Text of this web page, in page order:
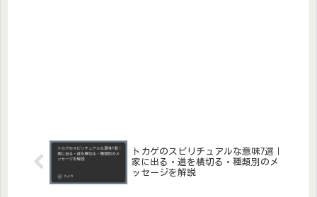
トカゲのスピリチュアルな意味7選｜
家に出る・道を横切る・種類別のメ
ッセージを解説